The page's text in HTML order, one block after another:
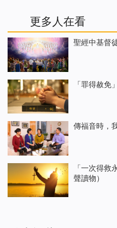
更多人在看
聖經中基督
「罪得赦
傳福音時，
「一次得
聲讀物）